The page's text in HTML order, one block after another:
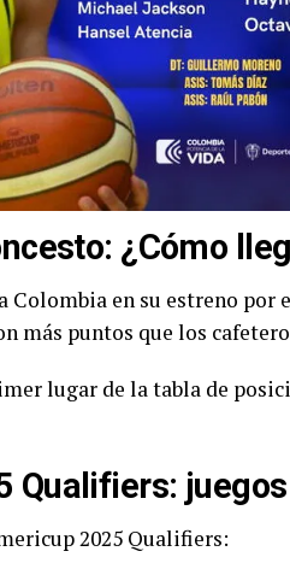
¿Cómo
Colombia en su estreno
más puntos que los
lugar de la tabla de
Qualifiers:
2025 Qualifiers: